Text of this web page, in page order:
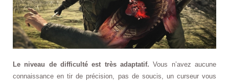
Le niveau de difficulté est très adaptatif. Vous n’avez aucune
connaissance en tir de précision, pas de soucis, un curseur vous